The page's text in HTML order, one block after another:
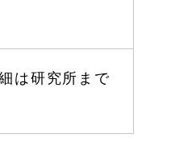
は研究所まで